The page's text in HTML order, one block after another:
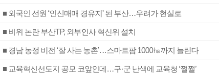
■ 외국인 선원 ‘인신매매 경유지’ 된 부산…우려가 현실로
■ 비위 논란 부산TP, 외부인사 혁신위 설치
■ 경남 농정 비전 ‘잘 사는 농촌’…스마트팜 1000㏊까지 늘린다
■ 교육혁신선도지 공모 코앞인데…구·군 난색에 교육청 ‘쩔쩔’